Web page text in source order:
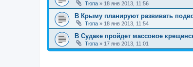
Тюпа » 18 янв 2013, 11:56
В Крыму планируют развивать
Тюпа » 18 янв 2013, 11:54
В Судаке пройдет массовое
Тюпа » 17 янв 2013, 11:01